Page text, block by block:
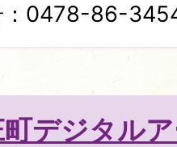
：0478-86-
デジタル